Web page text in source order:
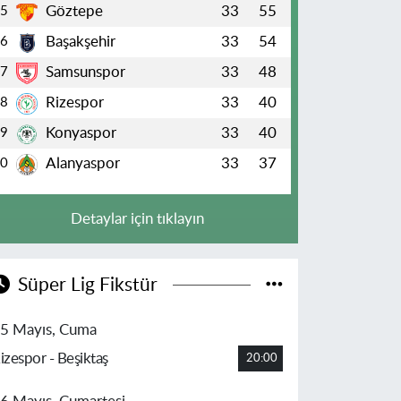
5 Göztepe 33 55
6 Başakşehir 33 54
7 Samsunspor 33 48
8 Rizespor 33 40
9 Konyaspor 33 40
Alanyaspor 33 37
Detaylar için tıklayın
Süper Lig Fikstür
Mayıs, Cuma
- Beşiktaş
20:00